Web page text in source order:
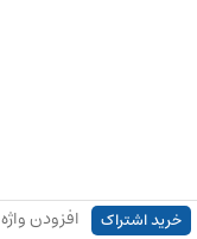
خرید اشتراک افزودن واژه